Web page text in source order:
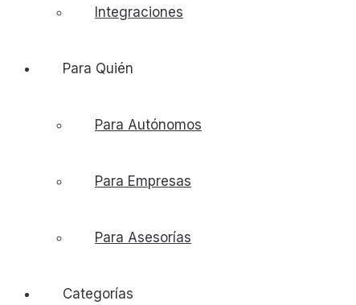
Integraciones
Para Quién
Para Autónomos
Para Empresas
Para Asesorías
Categorías